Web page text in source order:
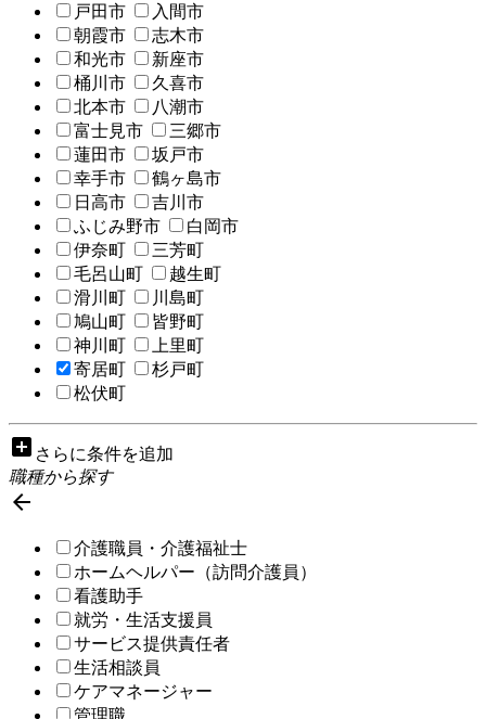
戸田市
入間市
朝霞市
志木市
和光市
新座市
桶川市
久喜市
北本市
八潮市
富士見市
三郷市
蓮田市
坂戸市
幸手市
鶴ヶ島市
日高市
吉川市
ふじみ野市
白岡市
伊奈町
三芳町
毛呂山町
越生町
滑川町
川島町
鳩山町
皆野町
神川町
上里町
寄居町
杉戸町
松伏町
add_box さらに条件を追加
職種から探す

介護職員・介護福祉士
ホームヘルパー（訪問介護員）
看護助手
就労・生活支援員
サービス提供責任者
生活相談員
ケアマネージャー
管理職